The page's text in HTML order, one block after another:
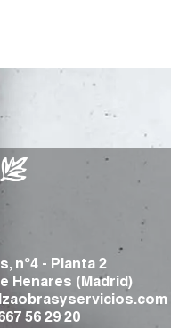
nº4 - Planta 2
Henares (Madrid)
56 29 20